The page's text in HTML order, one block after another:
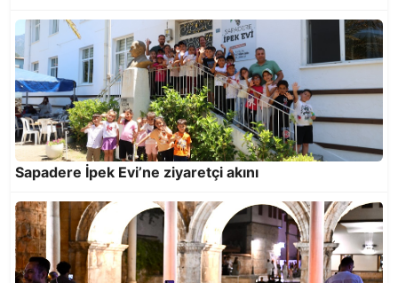
coşkusu
Likya Yolu’nda 4 muhteşem gün…
Sapadere İpek Evi’ne ziyaretçi akını